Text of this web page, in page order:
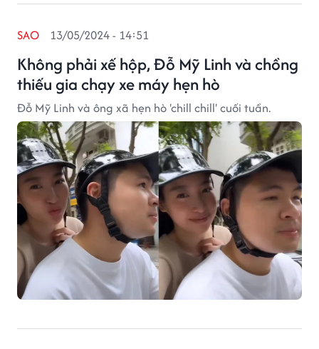
Không phải xế hộp, Đỗ Mỹ Linh và chồng
thiếu gia chạy xe máy hẹn hò
SAO 13/05/2024 - 14:51
Đỗ Mỹ Linh và ông xã hẹn hò 'chill chill' cuối tuần.